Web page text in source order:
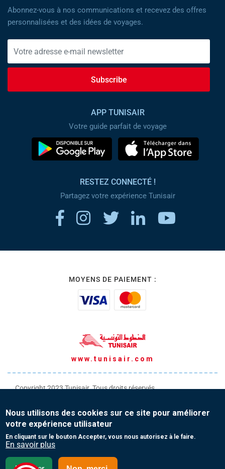
Abonnez-vous à nos communications et recevez des offres
personnalisées et des idées de voyages.
Subscribe
APP TUNISAIR
Votre guide parfait de voyage
RESTEZ CONNECTÉ !
Partagez votre expérience Tunisair
MOYENS DE PAIEMENT :
www.tunisair.com
Copyright 2023 Tunisair. Tous droits réservés
Conditions générales de Vente
Protection de vos données personnelles
Nous utilisons des cookies sur ce site pour améliorer
votre expérience utilisateur
En cliquant sur le bouton Accepter, vous nous autorisez à le faire.
En savoir plus